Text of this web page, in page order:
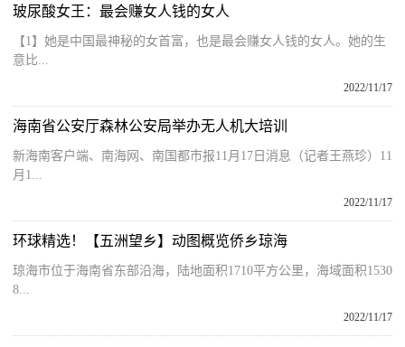
玻尿酸女王：最会赚女人钱的女人
【1】她是中国最神秘的女首富，也是最会赚女人钱的女人。她的生
意比...
2022/11/17
海南省公安厅森林公安局举办无人机大培训
新海南客户端、南海网、南国都市报11月17日消息（记者王燕珍）11
月1...
2022/11/17
环球精选！【五洲望乡】动图概览侨乡琼海
琼海市位于海南省东部沿海，陆地面积1710平方公里，海域面积1530
8...
2022/11/17